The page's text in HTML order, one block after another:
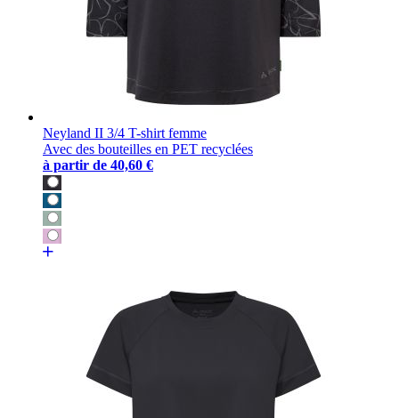
Neyland II 3/4 T-shirt femme
Avec des bouteilles en PET recyclées
à partir de 40,60 €